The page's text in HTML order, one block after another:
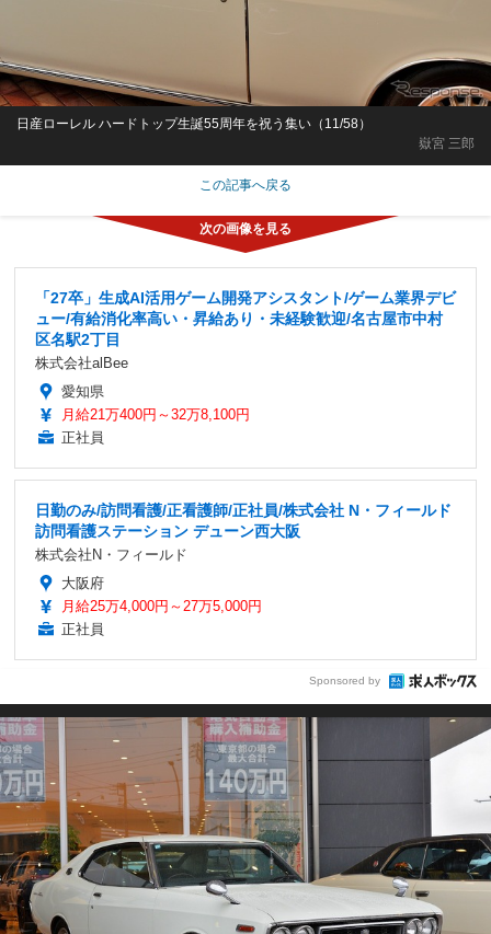
嶽宮 三郎
日産ローレル ハードトップ生誕55周年を祝う集い（11/58）
この記事へ戻る
「27卒」生成AI活用ゲーム開発アシスタント/ゲーム業界デビ
ュー/有給消化率高い・昇給あり・未経験歓迎/名古屋市中村
区名駅2丁目
株式会社alBee
愛知県
月給21万400円～32万8,100円
正社員
日勤のみ/訪問看護/正看護師/正社員/株式会社 N・フィールド
訪問看護ステーション デューン西大阪
株式会社N・フィールド
大阪府
月給25万4,000円～27万5,000円
正社員
Sponsored by